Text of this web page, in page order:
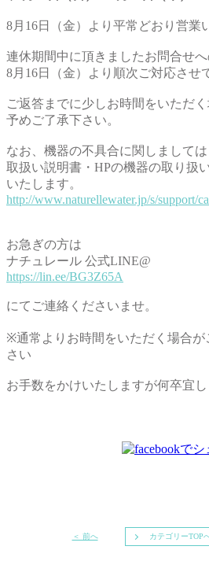
8月16日（金）より平常どおり営業
連休期間中に頂きましたお問合せ
8月16日（金）より順次ご対応させ
ご返答までに少しお時間をいただ
予めご了承下さい。
なお、機器の不具合に関しましては
取扱い説明書・HPの機器の取り扱
いたします。
http://www.naturellewater.jp/s/support/
お急ぎの方は
ナチュレール 公式LINE@
https://lin.ee/BG3Z65A
にてご連絡くださいませ。
※通常よりお時間をいただく場合
さい
お手数をかけいたしますが何卒宜し
＜ 前へ カテゴリーTOP